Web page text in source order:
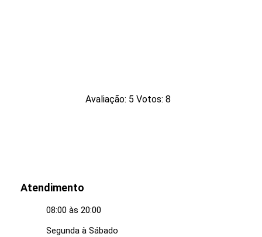
Avaliação: 5 Votos: 8
Atendimento
08:00 às 20:00
Segunda à Sábado